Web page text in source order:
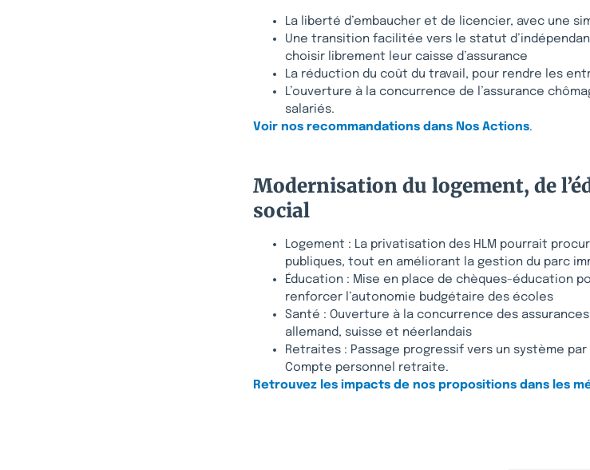
La liberté d’embaucher et de licencier, avec une
Une transition facilitée vers le statut
choisir librement leur caisse d’assurance
La réduction du coût du travail, pour rendre les
L’ouverture à la concurrence de l’assurance
salariés.
Voir nos recommandations dans Nos Actions.
Modernisation du logement, de
social
Logement : La privatisation des HLM pourrait
publiques, tout en améliorant la gestion du parc
Éducation : Mise en place de chèques-éducation
renforcer l’autonomie budgétaire des écoles
Santé : Ouverture à la concurrence des
allemand, suisse et néerlandais
Retraites : Passage progressif vers un système
Compte personnel retraite.
Retrouvez les impacts de nos propositions dans les